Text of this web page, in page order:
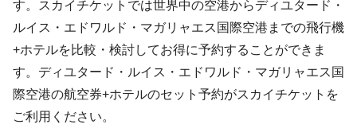
す。スカイチケットでは世界中の空港からディユタード・
ルイス・エドワルド・マガリャエス国際空港までの飛行機
+ホテルを比較・検討してお得に予約することができま
す。ディユタード・ルイス・エドワルド・マガリャエス国
際空港の航空券+ホテルのセット予約がスカイチケットを
ご利用ください。